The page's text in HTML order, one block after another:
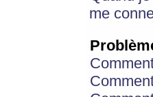
me